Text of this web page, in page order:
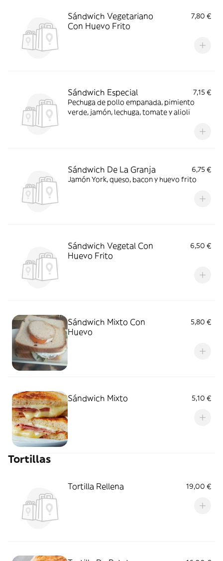
Sándwich Vegetariano
Con Huevo Frito
7,80 €
Sándwich Especial
7,15 €
Pechuga de pollo empanada, pimiento
verde, jamón, lechuga, tomate y alioli
Sándwich De La Granja
6,75 €
Jamón York, queso, bacon y huevo frito
Sándwich Vegetal Con
Huevo Frito
6,50 €
Sándwich Mixto Con
Huevo
5,80 €
Sándwich Mixto 5,10 €
Tortillas
Tortilla Rellena 19,00 €